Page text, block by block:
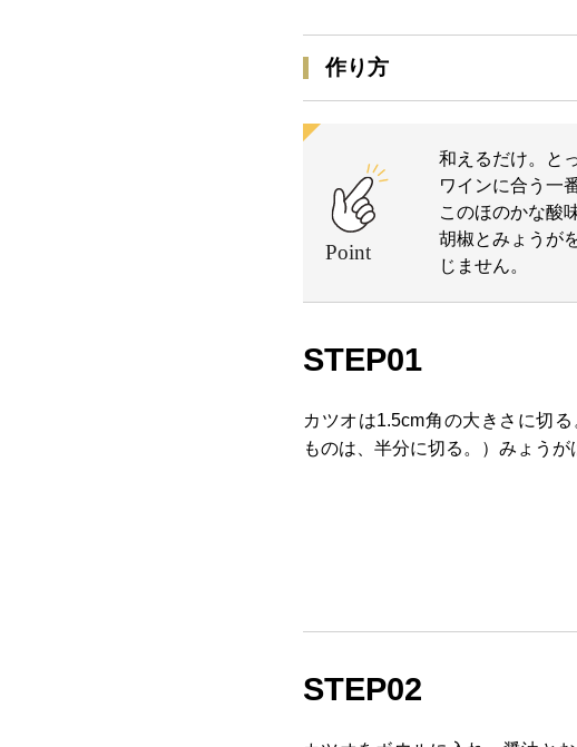
作り方
和えるだけ。と
ワインに合う一
このほのかな酸
胡椒とみょうが
じません。
STEP01
カツオは1.5cm角の大きさに切
ものは、半分に切る。）みょうが
STEP02